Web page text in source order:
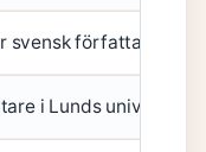
svensk författare
i Lunds